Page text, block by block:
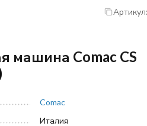
Артикул:
машина Comac CS
Comac
Италия